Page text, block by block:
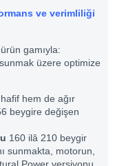
ve verimliliği
gamıyla:
üzere optimize
hem de ağır
beygire değişen
160 ilâ 210 beygir
sunmakta, motorun,